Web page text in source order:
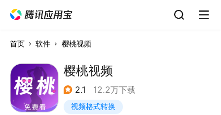
首页 软件 樱桃视频
樱桃视频
2.1 12.2万下载
视频格式转换